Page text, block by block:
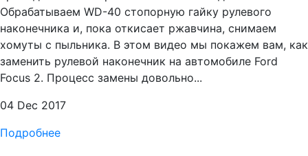
Обрабатываем WD-40 стопорную гайку рулевого
наконечника и, пока откисает ржавчина, снимаем
хомуты с пыльника. В этом видео мы покажем вам, как
заменить рулевой наконечник на автомобиле Ford
Focus 2. Процесс замены довольно...
04 Dec 2017
Подробнее